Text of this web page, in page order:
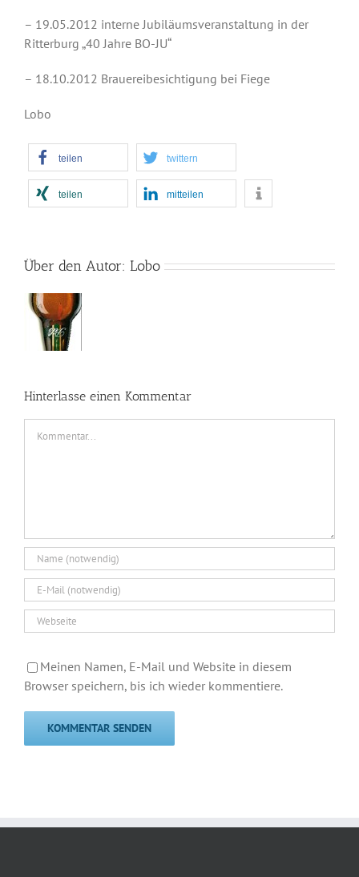
– 19.05.2012 interne Jubiläumsveranstaltung in der
Ritterburg „40 Jahre BO-JU“
– 18.10.2012 Brauereibesichtigung bei Fiege
Lobo
teilen twittern
teilen mitteilen
Über den Autor: Lobo
Hinterlasse einen Kommentar
Meinen Namen, E-Mail und Website in diesem
Browser speichern, bis ich wieder kommentiere.